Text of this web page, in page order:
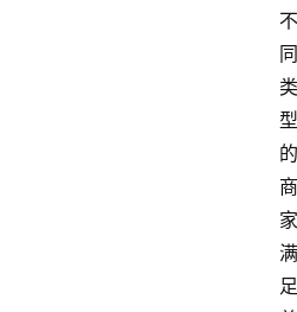
不
同
类
型
的
商
家
满
足